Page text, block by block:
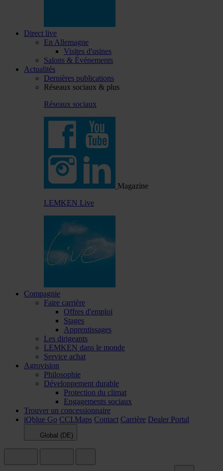
Direct live
En Allemagne
Visites d'usines
Salons & Événements
Actualités
Dernières publications
Réseaux sociaux & plus
Réseaux sociaux
Magazine
LEMKEN Live
Compagnie
Faire carrière
Offres d'emploi
Stages
Apprentissages
Les dirigeants
LEMKEN dans le monde
Service achat
Agrovision
Philosophie
Développement durable
Protection du climat
Engagements sociaux
Trouver un concessionnaire
iQblue Go CCI.Maps Contact Carrière Dealer Portal
Global (DE)